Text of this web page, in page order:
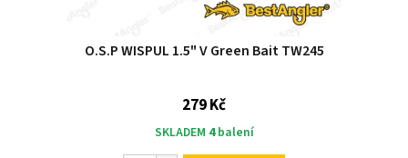
O.S.P WISPUL 1.5" V Green Bait TW245
279 Kč
SKLADEM 4balení